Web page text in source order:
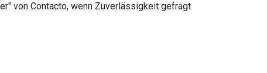
von Contacto, wenn Zuverlässigkeit gefragt